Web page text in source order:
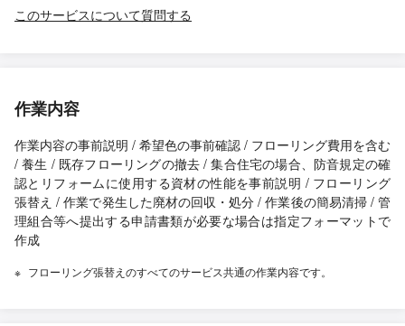
このサービスについて質問する
作業内容
作業内容の事前説明 / 希望色の事前確認 / フローリング費用を含む
/ 養生 / 既存フローリングの撤去 / 集合住宅の場合、防音規定の確
認とリフォームに使用する資材の性能を事前説明 / フローリング
張替え / 作業で発生した廃材の回収・処分 / 作業後の簡易清掃 / 管
理組合等へ提出する申請書類が必要な場合は指定フォーマットで
作成
フローリング張替えのすべてのサービス共通の作業内容です。